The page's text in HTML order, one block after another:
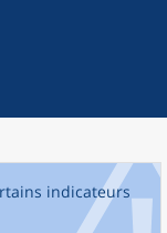
indicateurs